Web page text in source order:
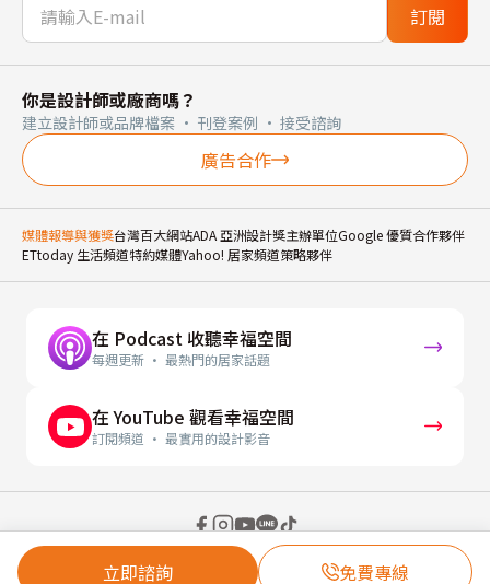
立即諮詢 免費專線
訂閱
你是設計師或廠商嗎？
建立設計師或品牌檔案 · 刊登案例 · 接受諮詢
廣告合作
媒體報導與獲獎台灣百大網站ADA 亞洲設計獎主辦單位Google 優質合作夥伴
ETtoday 生活頻道特約媒體Yahoo! 居家頻道策略夥伴
在 Podcast 收聽幸福空間
每週更新 · 最熱門的居家話題
在 YouTube 觀看幸福空間
訂閱頻道 · 最實用的設計影音
© 2026 幸福空間 Gorgeous Space Co., Ltd.